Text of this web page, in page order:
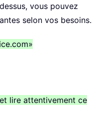
vous pouvez
selon vos besoins.
lire attentivement ce